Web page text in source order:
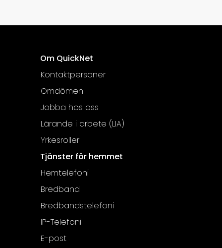
Om QuickNet
Kontaktpersoner
Omdömen
Jobba hos oss
Lärande i arbete (LIA)
Yrkesroller
Tjänster för hemmet
Hemtelefoni
Bredband
Bredbandstelefoni
IP-Telefoni
E-post